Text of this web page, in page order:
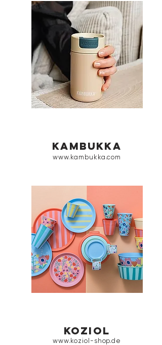
kambukka
www.kambukka.com
koziol
www.koziol-shop.de